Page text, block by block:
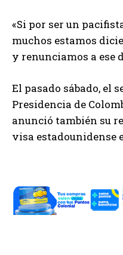
«Si por ser un
muchos estamos
y renunciamos a ese
El pasado sábado, el
Presidencia de
anunció también su
visa estadounidense